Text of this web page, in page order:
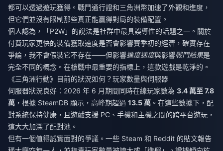
都可以透過遊玩獲得。戰鬥通行證和三角洲幣加速了外觀和進度，
但它們並沒有限制那些真正能贏得對局的裝備配置。
個人認為，「P2W」的說法是社群中最具誤導性的話題之一。關於
付費玩家更快的裝備獲取速度是否會影響賽季初的經濟，確實存在
爭論，我不會假裝它不存在——但影響進度速度與影響戰鬥結果是
完全不同的概念。在槍戰中最重要的指標上，這款遊戲是乾淨的。
《三角洲行動》目前的狀況如何？玩家數量與伺服器
伺服器狀況良好：2026 年 6 月期間同時在線玩家數為 3.4 萬至 7.8
萬 ，根據 SteamDB 顯示，高峰期超過 13.5 萬 。在這些數據下，配
對系統保持健康，且遊戲支援 PC、手機和主機之間的跨平台遊玩，
這大大加深了配對池。
但有一個值得誠實面對的爭議。一些 Steam 和 Reddit 的貼文報告